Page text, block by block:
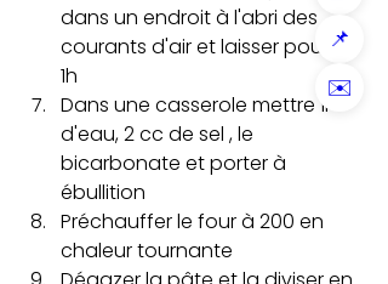
dans un endroit à l'abri des
courants d'air et laisser pousser
1h
Dans une casserole mettre 1l
d'eau, 2 cc de sel , le
bicarbonate et porter à
ébullition
Préchauffer le four à 200 en
chaleur tournante
📌
✉️